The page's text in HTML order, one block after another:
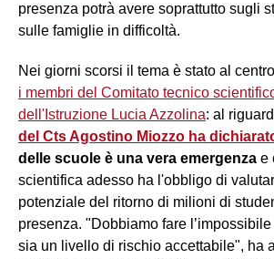
presenza potrà avere soprattutto sugli
sulle famiglie in difficoltà.
Nei giorni scorsi il tema è stato al
i membri del Comitato tecnico
dell'Istruzione Lucia Azzolina: al
del Cts Agostino Miozzo ha
delle scuole è una vera emergenza e
scientifica adesso ha l'obbligo di
potenziale del ritorno di milioni di
presenza. "Dobbiamo fare
sia un livello di rischio accettabile", ha